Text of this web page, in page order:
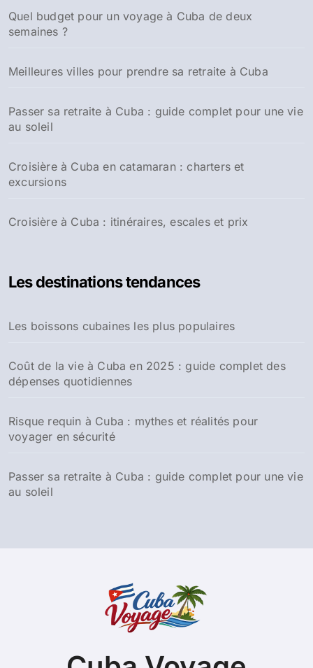
e
r
Quel budget pour un voyage à Cuba de deux
semaines ?
Meilleures villes pour prendre sa retraite à Cuba
Passer sa retraite à Cuba : guide complet pour une vie
au soleil
Croisière à Cuba en catamaran : charters et
excursions
Croisière à Cuba : itinéraires, escales et prix
Les destinations tendances
Les boissons cubaines les plus populaires
Coût de la vie à Cuba en 2025 : guide complet des
dépenses quotidiennes
Risque requin à Cuba : mythes et réalités pour
voyager en sécurité
Passer sa retraite à Cuba : guide complet pour une vie
au soleil